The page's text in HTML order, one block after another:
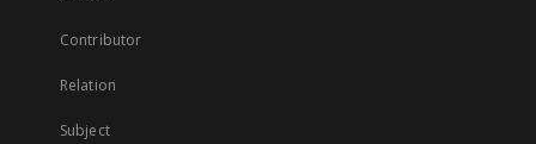
Contributor
Relation
Subject